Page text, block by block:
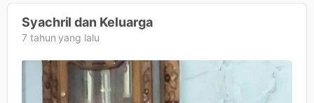
Syachril dan Keluarga
7 tahun yang lalu